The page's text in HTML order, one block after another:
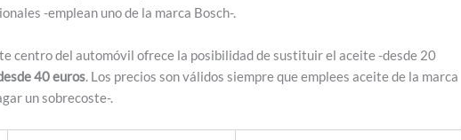
-emplean uno de la marca Bosch-.
centro del automóvil ofrece la posibilidad de sustituir el aceite -desde 20
40 euros. Los precios son válidos siempre que emplees aceite de la marca
un sobrecoste-.